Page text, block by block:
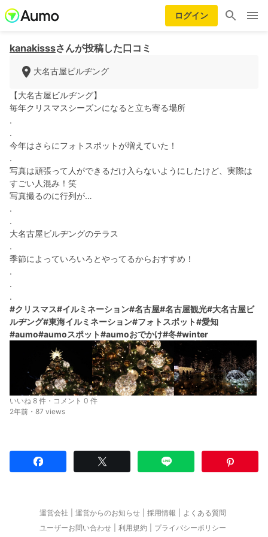
ログイン
kanakisssさんが投稿した口コミ
大名古屋ビルヂング
【大名古屋ビルヂング】
毎年クリスマスシーズンになると立ち寄る場所
.
.
今年はさらにフォトスポットが増えていた！
.
写真は頑張って人ができるだけ入らないようにしたけど、実際は
すごい人混み！笑
写真撮るのに行列が…
.
.
大名古屋ビルヂングのテラス
.
季節によっていろいろとやってるからおすすめ！
.
.
.
#クリスマス#イルミネーション#名古屋#名古屋観光#大名古屋ビ
ルヂング#東海イルミネーション#フォトスポット#愛知
#aumo#aumoスポット#aumoおでかけ#冬#winter
いいね 8 件・コメント 0 件
2年前・87 views
運営会社 運営からのお知らせ 採用情報
よくある質問
ユーザーお問い合わせ
利用規約
プライバシーポリシー